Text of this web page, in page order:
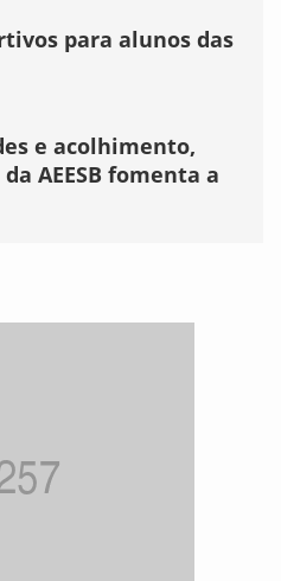
para alunos das
e acolhimento,
AEESB fomenta a